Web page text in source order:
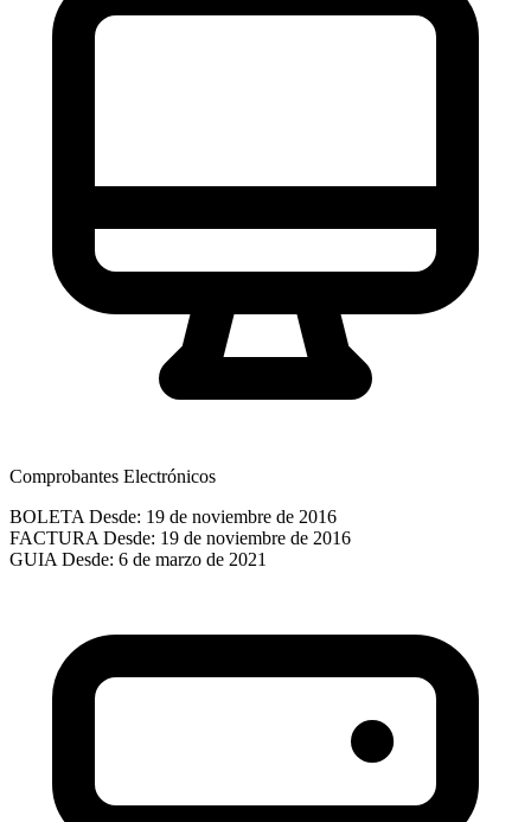
Comprobantes Electrónicos
BOLETA Desde: 19 de noviembre de 2016
FACTURA Desde: 19 de noviembre de 2016
GUIA Desde: 6 de marzo de 2021